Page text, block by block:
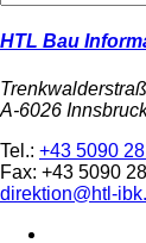
HTL Bau
A-6026
Tel.: +43 5090
Fax: +43 5090
direktion@htl-